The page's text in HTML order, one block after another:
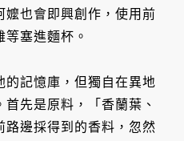
嬤也會即興創作，使用前
等塞進麵杯。
的記憶庫，但獨自在異地
先是原料，「香蘭葉、
邊採得到的香料，忽然